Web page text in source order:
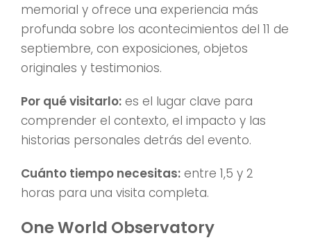
memorial y ofrece una experiencia más
profunda sobre los acontecimientos del 11 de
septiembre, con exposiciones, objetos
originales y testimonios.
Por qué visitarlo: es el lugar clave para
comprender el contexto, el impacto y las
historias personales detrás del evento.
Cuánto tiempo necesitas: entre 1,5 y 2
horas para una visita completa.
One World Observatory